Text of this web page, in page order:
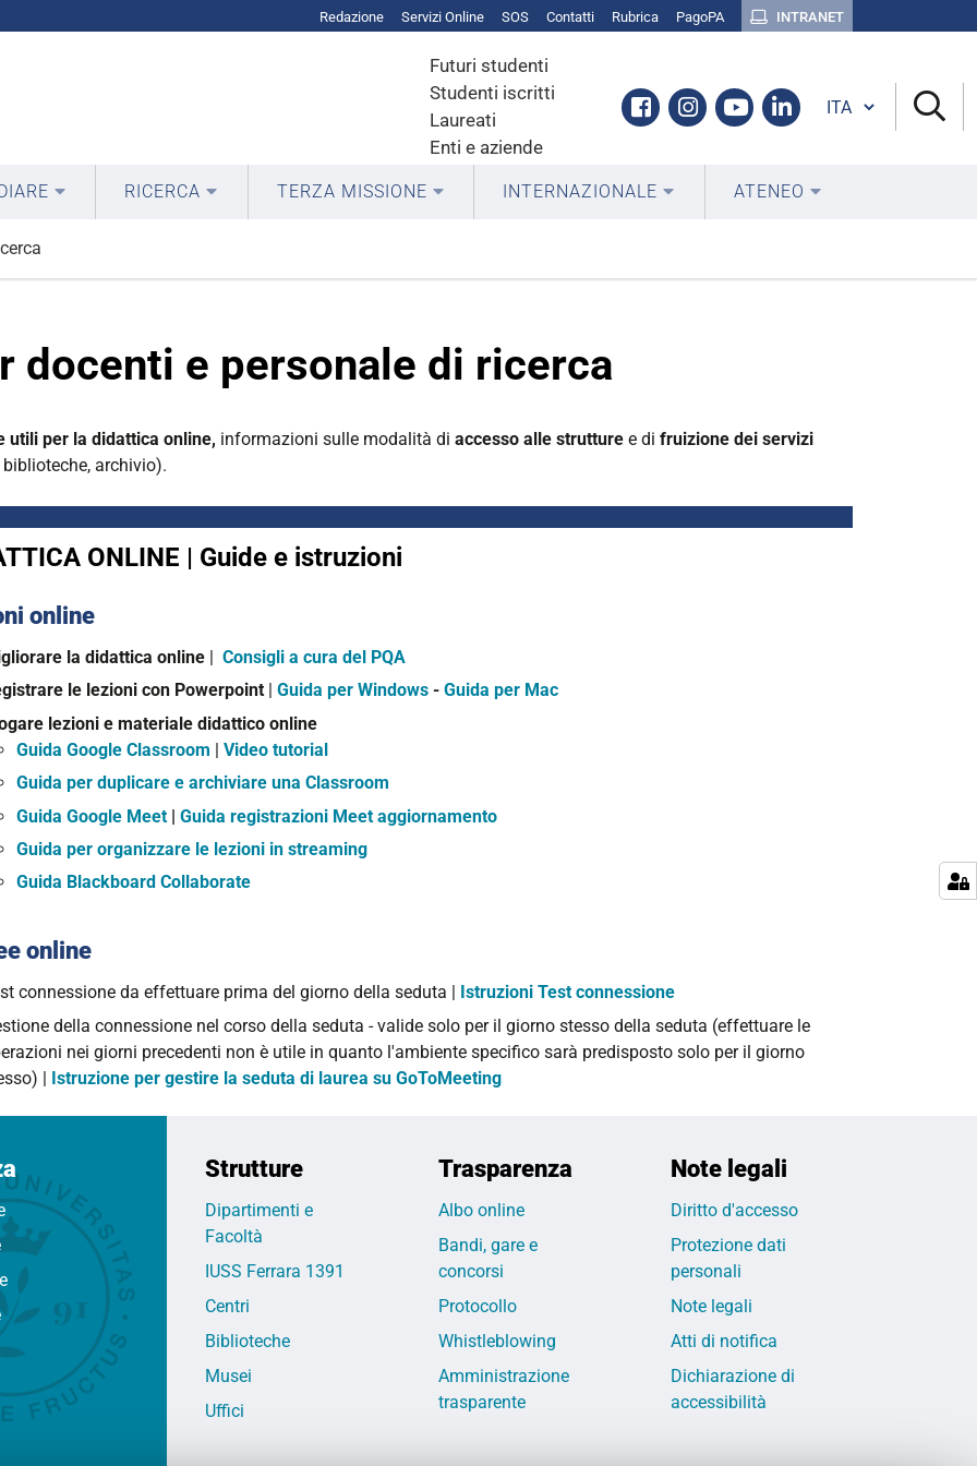
Redazione Servizi Online SOS Contatti Rubrica PagoPA INTRANET
Futuri studenti
Studenti iscritti
Laureati
Enti e aziende
Facebook
Instagram
YoutubeLinkedin
Cambia lingua
RICERCA TERZA MISSIONE INTERNAZIONALE ATENEO
docenti e personale di ricerca
utili per la didattica online, informazioni sulle modalità di accesso alle strutture e di fruizione dei servizi
biblioteche, archivio).
ONLINE | Guide e istruzioni
online
la didattica online | Consigli a cura del PQA
le lezioni con Powerpoint
Guida per Windows - Guida per Mac
lezioni e materiale didattico online
Guida Google Classroom | Video tutorial
Guida per duplicare e archiviare una Classroom
Guida Google Meet| Guida registrazioni Meet aggiornamento
Guida per organizzare le lezioni in streaming
Guida Blackboard Collaborate
online
connessione da effettuare prima del giorno della seduta | Istruzioni Test connessione
della connessione nel corso della seduta - valide solo per il giorno stesso della seduta (effettuare le
nei giorni precedenti non è utile in quanto l'ambiente specifico sarà predisposto solo per il giorno
| Istruzione per gestire la seduta di laurea su GoToMeeting
Strutture
Dipartimenti e
Facoltà
IUSS Ferrara 1391
Centri
Biblioteche
Musei
Uffici
Trasparenza
Albo online
Bandi, gare e
concorsi
Protocollo
Whistleblowing
Amministrazione
trasparente
Note legali
Diritto d'accesso
Protezione dati
personali
Note legali
Atti di notifica
Dichiarazione di
accessibilità